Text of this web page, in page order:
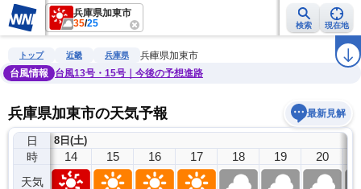
兵庫県加東市
35/25 検索 現在地
雨雲レーダー 台風情報 地震情報 ラ
トップ 近畿 兵庫県
兵庫県加東市
台風情報
台風13号・15号｜今後の予想進路
兵庫県加東市の天気予報 最新見解
日
時
天気
8日(土)
13 14 15 16 17 18 19 20